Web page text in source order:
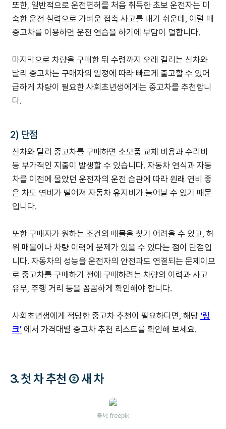
또한, 일반적으로 운전면허를 처음 취득한 초보 운전자는 미
숙한 운전 실력으로 가벼운 접촉 사고를 내기 쉬운데, 이럴 때
중고차를 이용하면 운전 연습을 하기에 부담이 덜합니다.
마지막으로 차량을 구매한 뒤 수령까지 오래 걸리는 신차와
달리 중고차는 구매자의 일정에 따라 빠르게 출고할 수 있어
급하게 차량이 필요한 사회초년생에게는 중고차를 추천합니
다.
2) 단점
신차와 달리 중고차를 구매하면 소모품 교체 비용과 수리비
등 부가적인 지출이 발생할 수 있습니다. 자동차 연식과 자동
차를 이전에 몰았던 운전자의 운전 습관에 따라 원래 연비 좋
은 차도 연비가 떨어져 자동차 유지비가 늘어날 수 있기 때문
입니다.
또한 구매자가 원하는 조건의 매물을 찾기 어려울 수 있고, 허
위 매물이나 차량 이력에 문제가 있을 수 있다는 점이 단점입
니다. 자동차의 성능을 운전자의 안전과도 연결되는 문제이므
로 중고차를 구매하기 전에 구매하려는 차량의 이력과 사고
유무, 주행 거리 등을 꼼꼼하게 확인해야 합니다.
사회초년생에게 적당한 중고차 추천이 필요하다면, 해당 '링
크' 에서 가격대별 중고차 추천 리스트를 확인해 보세요.
3.첫 차 추천 ② 새 차
출처: freepik